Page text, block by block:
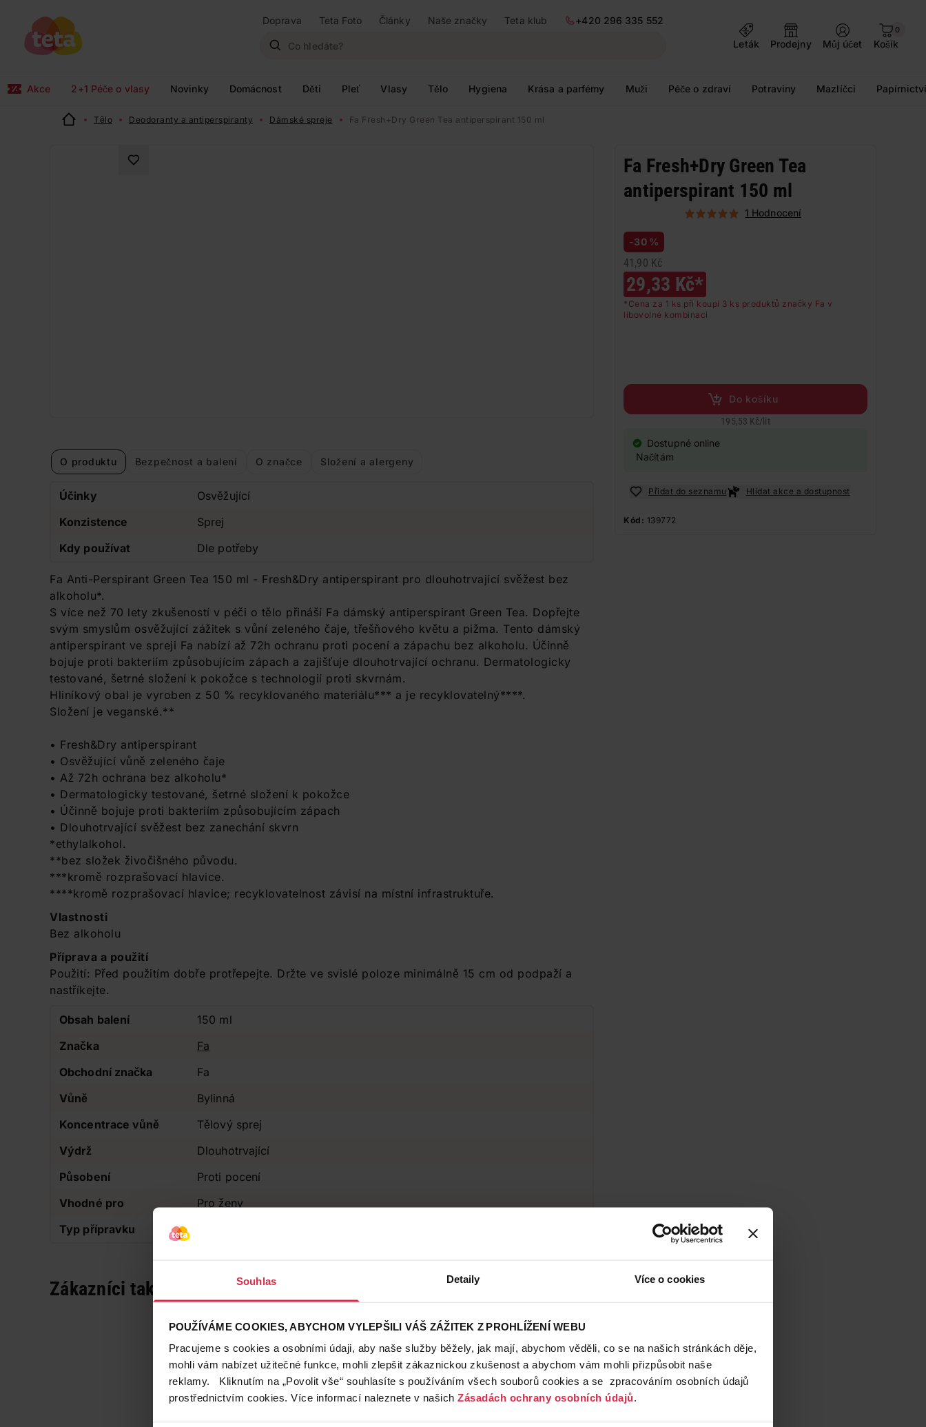
Souhlas Detaily Více o cookies
POUŽÍVÁME COOKIES, ABYCHOM VYLEPŠILI VÁŠ ZÁŽITEK Z PROHLÍŽENÍ WEBU
Pracujeme s cookies a osobními údaji, aby naše služby běžely, jak mají, abychom věděli, co se na našich stránkách děje,
mohli vám nabízet užitečné funkce, mohli zlepšit zákaznickou zkušenost a abychom vám mohli přizpůsobit naše
reklamy. Kliknutím na „Povolit vše“ souhlasíte s používáním všech souborů cookies a se zpracováním osobních údajů
prostřednictvím cookies. Více informací naleznete v našich Zásadách ochrany osobních údajů.
Doprava Teta Foto Články Naše značky Teta klub
+420 296 335 552
Leták
Prodejny Můj účet
0
Košík
Akce 2+1 Péče o vlasy Novinky Domácnost Děti Pleť Vlasy Tělo Hygiena Krása a parfémy Muži Péče o zdraví Potraviny Mazlíčci
Tělo Deodoranty a antiperspiranty Dámské spreje Fa Fresh+Dry Green Tea antiperspirant 150 ml
O produktu Bezpečnost a balení O značce Složení a alergeny
Účinky
Osvěžující
Konzistence
Sprej
Kdy používat
Dle potřeby
Fa Anti-Perspirant Green Tea 150 ml - Fresh&Dry antiperspirant pro dlouhotrvající svěžest bez
alkoholu*.
S více než 70 lety zkušeností v péči o tělo přináší Fa dámský antiperspirant Green Tea. Dopřejte
svým smyslům osvěžující zážitek s vůní zeleného čaje, třešňového květu a pižma. Tento dámský
antiperspirant ve spreji Fa nabízí až 72h ochranu proti pocení a zápachu bez alkoholu. Účinně
bojuje proti bakteriím způsobujícím zápach a zajišťuje dlouhotrvající ochranu. Dermatologicky
testované, šetrné složení k pokožce s technologií proti skvrnám.
Hliníkový obal je vyroben z 50 % recyklovaného materiálu*** a je recyklovatelný****.
Složení je veganské.**
• Fresh&Dry antiperspirant
• Osvěžující vůně zeleného čaje
• Až 72h ochrana bez alkoholu*
• Dermatologicky testované, šetrné složení k pokožce
• Účinně bojuje proti bakteriím způsobujícím zápach
• Dlouhotrvající svěžest bez zanechání skvrn
*ethylalkohol.
**bez složek živočišného původu.
***kromě rozprašovací hlavice.
****kromě rozprašovací hlavice; recyklovatelnost závisí na místní infrastruktuře.
Vlastnosti
Bez alkoholu
Příprava a použití
Použití: Před použitím dobře protřepejte. Držte ve svislé poloze minimálně 15 cm od podpaží a
nastříkejte.
Obsah balení
150 ml
Značka
Fa
Obchodní značka
Fa
Vůně
Bylinná
Koncentrace vůně
Tělový sprej
Výdrž
Dlouhotrvající
Působení
Proti pocení
Vhodné pro
Pro ženy
Typ přípravku
Fa Fresh+Dry Green Tea
antiperspirant 150 ml
1 Hodnocení
41,90 Kč
29,33 Kč*
*Cena za 1 ks při koupi 3 ks produktů značky Fa v
libovolné kombinaci
-30 %
Do košíku
195,53 Kč/ lit
Dostupné online
Načítám
Přidat do seznamu Hlídat akce a dostupnost
Kód: 139772
Zákazníci také často nakupují